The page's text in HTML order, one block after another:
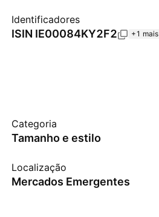
Identificadores
ISIN IE00084KY2F2 +1 mais
Categoria
Tamanho e estilo
Localização
Mercados Emergentes